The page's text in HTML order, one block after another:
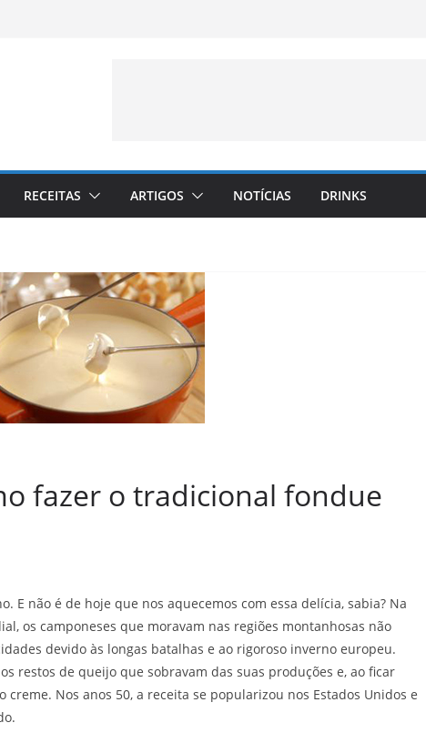
RECEITAS ARTIGOS NOTÍCIAS DRINKS
fazer o tradicional fondue
E não é de hoje que nos aquecemos com essa delícia, sabia? Na
os camponeses que moravam nas regiões montanhosas não
devido às longas batalhas e ao rigoroso inverno europeu.
restos de queijo que sobravam das suas produções e, ao ficar
Nos anos 50, a receita se popularizou nos Estados Unidos e